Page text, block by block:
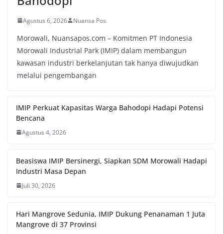
Agustus 6, 2026 Nuansa Pos
Morowali, Nuansapos.com – Komitmen PT Indonesia
Morowali Industrial Park (IMIP) dalam membangun
kawasan industri berkelanjutan tak hanya diwujudkan
melalui pengembangan
IMIP Perkuat Kapasitas Warga Bahodopi Hadapi Potensi
Bencana
Agustus 4, 2026
Beasiswa IMIP Bersinergi, Siapkan SDM Morowali Hadapi
Industri Masa Depan
Juli 30, 2026
Hari Mangrove Sedunia, IMIP Dukung Penanaman 1 Juta
Mangrove di 37 Provinsi